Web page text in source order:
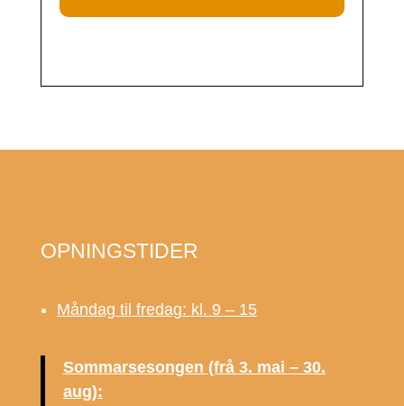
OPNINGSTIDER
Måndag til fredag: kl. 9 – 15
Sommarsesongen (frå 3. mai – 30.
aug):